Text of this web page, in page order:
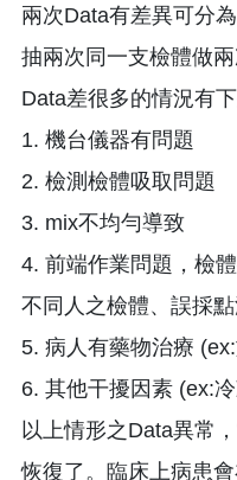
兩次Data有差異可分
抽兩次同一支檢體做兩
Data差很多的情況有
1. 機台儀器有問題
2. 檢測檢體吸取問題
3. mix不均勻導致
4. 前端作業問題，檢
不同人之檢體、誤採
5. 病人有藥物治療
6. 其他干擾因素 (ex:
以上情形之Data異常
恢復了。臨床上病患